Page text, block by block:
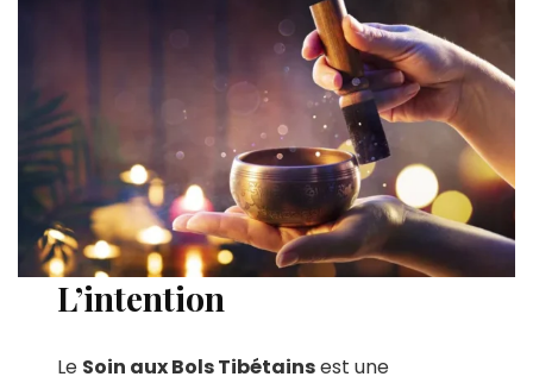
L’intention
Le Soin aux Bols Tibétainsest une